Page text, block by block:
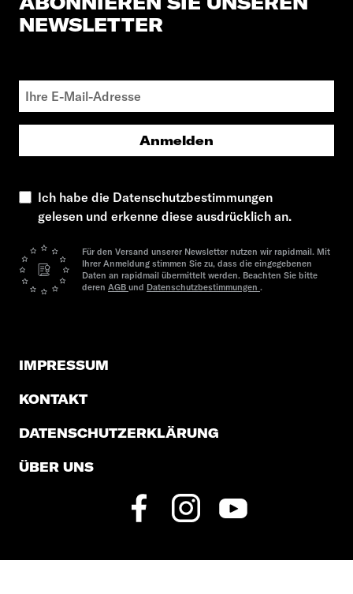
NEWSLETTER
Anmelden
Ich habe die Datenschutzbestimmungen
gelesen und erkenne diese ausdrücklich an.
Für den Versand unserer Newsletter nutzen wir rapidmail. Mit
Ihrer Anmeldung stimmen Sie zu, dass die eingegebenen
Daten an rapidmail übermittelt werden. Beachten Sie bitte
deren AGB und Datenschutzbestimmungen .
IMPRESSUM
KONTAKT
DATENSCHUTZERKLÄRUNG
ÜBER UNS